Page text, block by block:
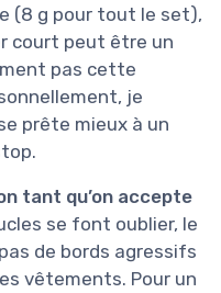
(8 g pour tout le set),
court peut être un
pas cette
je
prête mieux à un
tant qu’on accepte
se font oublier, le
de bords agressifs
vêtements. Pour un